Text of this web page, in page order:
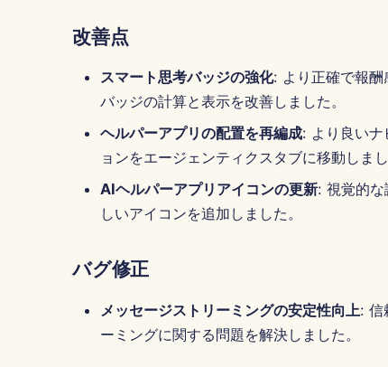
改善点
スマート思考バッジの強化: より正確で報酬
バッジの計算と表示を改善しました。
ヘルパーアプリの配置を再編成: より良いナ
ョンをエージェンティクスタブに移動しまし
AIヘルパーアプリアイコンの更新: 視覚的な
しいアイコンを追加しました。
バグ修正
メッセージストリーミングの安定性向上: 信
ーミングに関する問題を解決しました。